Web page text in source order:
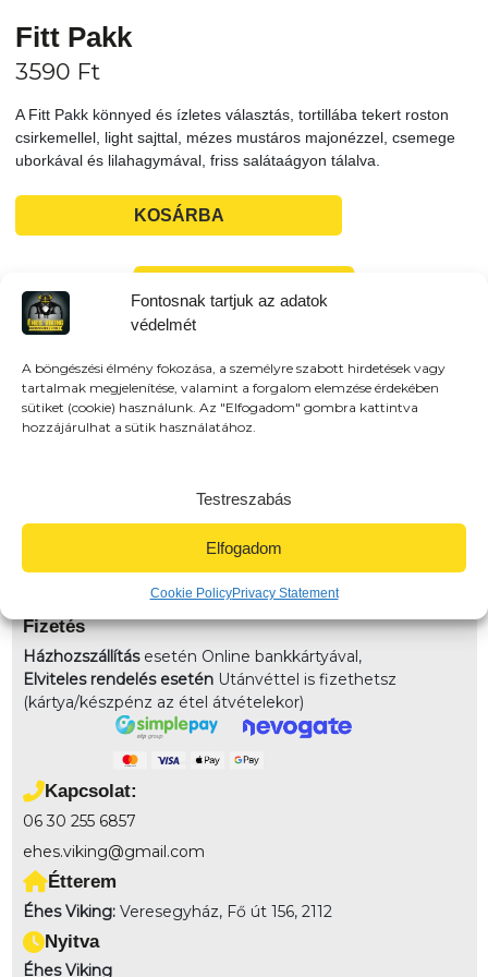
Fontosnak tartjuk az adatok
védelmét
A böngészési élmény fokozása, a személyre szabott hirdetések vagy
tartalmak megjelenítése, valamint a forgalom elemzése érdekében
sütiket (cookie) használunk. Az "Elfogadom" gombra kattintva
hozzájárulhat a sütik használatához.
Elfogadom
Testreszabás
Cookie PolicyPrivacy Statement
Fitt Pakk
3590 Ft
A Fitt Pakk könnyed és ízletes választás, tortillába tekert roston
csirkemellel, light sajttal, mézes mustáros majonézzel, csemege
uborkával és lilahagymával, friss salátaágyon tálalva.
KOSÁRBA
Házhozszállítás / Elvitel Rendelj Online
területe) 3-4km-közt: 990 (Veresegyház távoli pontja)
4km felett: 1490 (Környező települések) 7km-10km-ig:
Elvitel:Rendelésedet kérheted előrendeléssel elvitelre,
vagy akár házhozszállítással is!
Fizetés
Házhozszállításesetén Online bankkártyával,
Elviteles rendelés esetén Utánvéttel is fizethetsz
(kártya/készpénz az étel átvételekor)
Kapcsolat:
06 30 255 6857
ehes.viking@gmail.com
Étterem
Éhes Viking: Veresegyház, Fő út 156, 2112
Nyitva
Éhes Viking